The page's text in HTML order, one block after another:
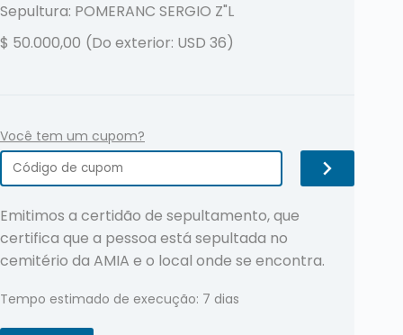
Sepultura: POMERANC SERGIO Z"L
$ 50.000,00 (Do exterior: USD 36)
Você tem um cupom?
Emitimos a certidão de sepultamento, que
certifica que a pessoa está sepultada no
cemitério da AMIA e o local onde se encontra.
Tempo estimado de execução: 7 dias